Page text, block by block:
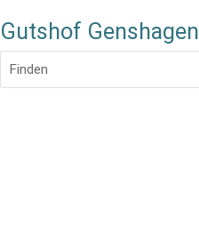
Gutshof Genshagen
Finden